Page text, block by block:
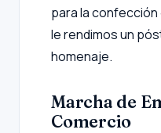
para la
le rendimos un
homenaje.
Marcha de
Comercio